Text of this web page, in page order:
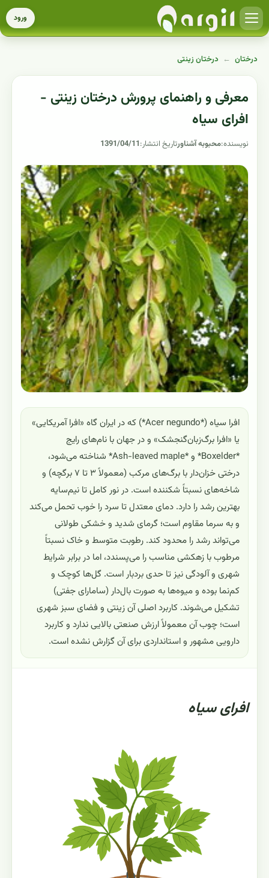
ورود
درختان ← درختان زینتی
معرفی و راهنمای پرورش درختان زینتی -
افرای سیاه
نویسنده:محبوبه آشناورتاریخ انتشار:1391/04/11
افرا سیاه (*Acer negundo*) که در ایران گاه «افرا آمریکایی»
یا «افرا برگ‌زبان‌گنجشک» و در جهان با نام‌های رایج
*Boxelder* و *Ash-leaved maple* شناخته می‌شود،
درختی خزان‌دار با برگ‌های مرکب (معمولاً ۳ تا ۷ برگچه) و
شاخه‌های نسبتاً شکننده است. در نور کامل تا نیم‌سایه
بهترین رشد را دارد. دمای معتدل تا سرد را خوب تحمل می‌کند
و به سرما مقاوم است؛ گرمای شدید و خشکی طولانی
می‌تواند رشد را محدود کند. رطوبت متوسط و خاک نسبتاً
مرطوب با زهکشی مناسب را می‌پسندد، اما در برابر شرایط
شهری و آلودگی نیز تا حدی بردبار است. گل‌ها کوچک و
کم‌نما بوده و میوه‌ها به صورت بال‌دار (سامارای جفتی)
تشکیل می‌شوند. کاربرد اصلی آن زینتی و فضای سبز شهری
است؛ چوب آن معمولاً ارزش صنعتی بالایی ندارد و کاربرد
دارویی مشهور و استانداردی برای آن گزارش نشده است.
افرای سیاه